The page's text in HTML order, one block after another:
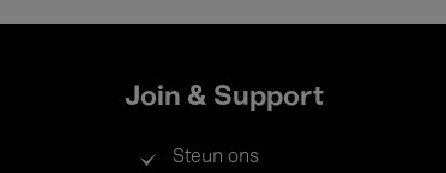
Join & Support
Steun ons